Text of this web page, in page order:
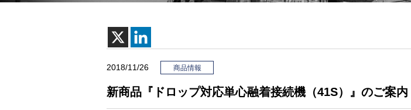
2018/11/26 商品情報
新商品『ドロップ対応単心融着接続機（41S）』のご案内